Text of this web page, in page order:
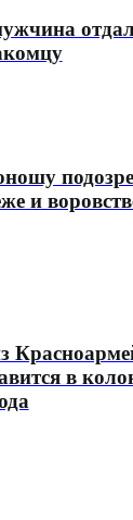
и
в